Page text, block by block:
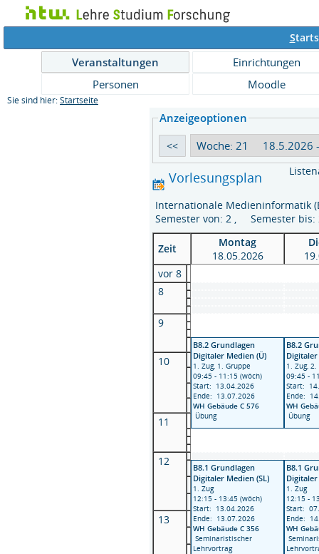
S
Veranstaltungen
Einrichtungen
Personen
Moodle
Sie sind hier: Startseite
Anzeigeoptionen
Vorlesungsplan
Internationale Medieninformatik
Semester von: 2 , Semester
Zeit
Montag
18.05.2026
vor 8
8
9
B8.2 Grundlagen
Digitaler Medien (Ü)
1. Zug, 1. Gruppe
09:45 - 11:15 (wöch)
Start: 13.04.2026
Ende: 13.07.2026
WH Gebäude C 576
Übung
B8.2
1. Zug,
09:45 -
Start:
Ende:
WH
Übung
10
11
12
B8.1 Grundlagen
Digitaler Medien (SL)
1. Zug
12:15 - 13:45 (wöch)
Start: 13.04.2026
Ende: 13.07.2026
WH Gebäude C 356
Seminaristischer
Lehrvortrag
B8.1
Digitaler
1. Zug
12:15 -
Start:
Ende:
WH
13